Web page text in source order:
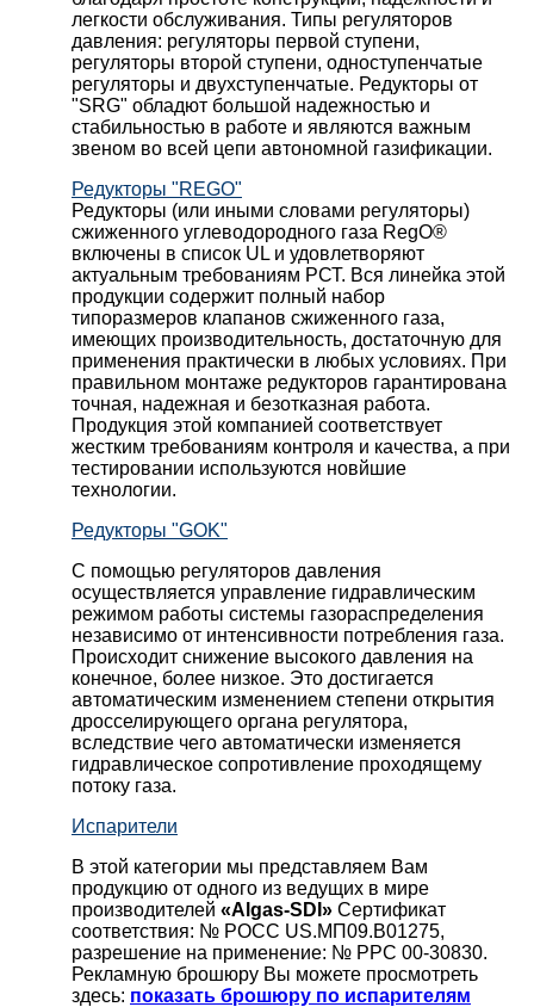
легкости обслуживания. Типы регуляторов
давления: регуляторы первой ступени,
регуляторы второй ступени, одноступенчатые
регуляторы и двухступенчатые. Редукторы от
"SRG" обладют большой надежностью и
стабильностью в работе и являются важным
звеном во всей цепи автономной газификации.
Редукторы "REGO"
Редукторы (или иными словами регуляторы)
сжиженного углеводородного газа RegO®
включены в список UL и удовлетворяют
актуальным требованиям РСТ. Вся линейка этой
продукции содержит полный набор
типоразмеров клапанов сжиженного газа,
имеющих производительность, достаточную для
применения практически в любых условиях. При
правильном монтаже редукторов гарантирована
точная, надежная и безотказная работа.
Продукция этой компанией соответствует
жестким требованиям контроля и качества, а при
тестировании используются новйшие
технологии.
Редукторы "GOK"
С помощью регуляторов давления
осуществляется управление гидравлическим
режимом работы системы газораспределения
независимо от интенсивности потребления газа.
Происходит снижение высокого давления на
конечное, более низкое. Это достигается
автоматическим изменением степени открытия
дросселирующего органа регулятора,
вследствие чего автоматически изменяется
гидравлическое сопротивление проходящему
потоку газа.
Испарители
В этой категории мы представляем Вам
продукцию от одного из ведущих в мире
производителей «Algas-SDI» Сертификат
соответствия: № РОСС US.МП09.В01275,
разрешение на применение: № РРС 00-30830.
Рекламную брошюру Вы можете просмотреть
здесь: показать брошюру по испарителям